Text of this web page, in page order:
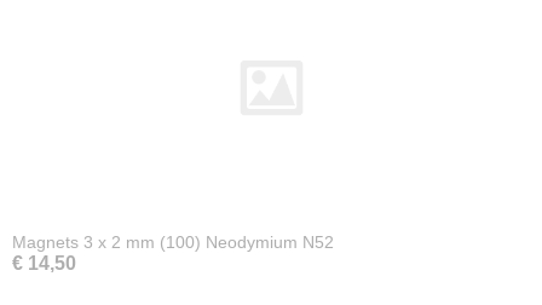
Magnets 3 x 2 mm (100) Neodymium N52
€ 14,50